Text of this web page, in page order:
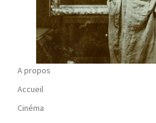
A propos
Accueil
Cinéma